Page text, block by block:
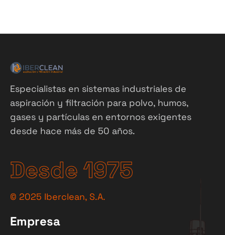
Especialistas en sistemas industriales de
aspiración y filtración para polvo, humos,
gases y partículas en entornos exigentes
desde hace más de 50 años.
Desde 1975
© 2025 Iberclean, S.A.
Empresa